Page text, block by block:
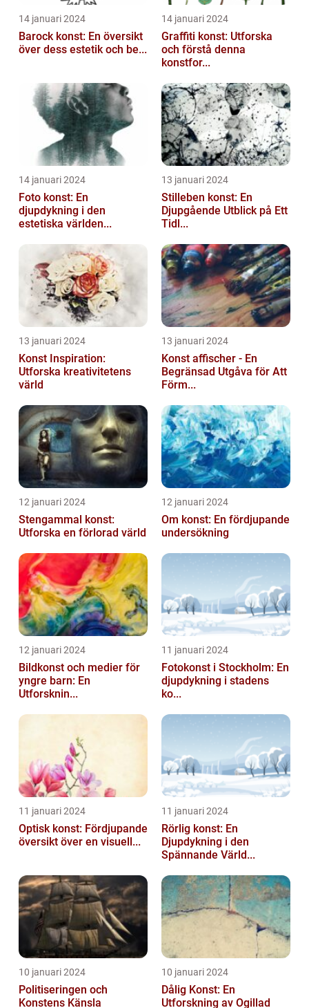
14 januari 2024
Barock konst: En översikt
över dess estetik och be...
14 januari 2024
Graffiti konst: Utforska
och förstå denna
konstfor...
14 januari 2024
Foto konst: En
djupdykning i den
estetiska världen...
13 januari 2024
Stilleben konst: En
Djupgående Utblick på Ett
Tidl...
13 januari 2024
Konst Inspiration:
Utforska kreativitetens
värld
13 januari 2024
Konst affischer - En
Begränsad Utgåva för Att
Förm...
12 januari 2024
Stengammal konst:
Utforska en förlorad värld
12 januari 2024
Om konst: En fördjupande
undersökning
12 januari 2024
Bildkonst och medier för
yngre barn: En
Utforsknin...
11 januari 2024
Fotokonst i Stockholm: En
djupdykning i stadens
ko...
11 januari 2024
Optisk konst: Fördjupande
översikt över en visuell...
11 januari 2024
Rörlig konst: En
Djupdykning i den
Spännande Värld...
10 januari 2024
Politiseringen och
Konstens Känsla
10 januari 2024
Dålig Konst: En
Utforskning av Ogillad